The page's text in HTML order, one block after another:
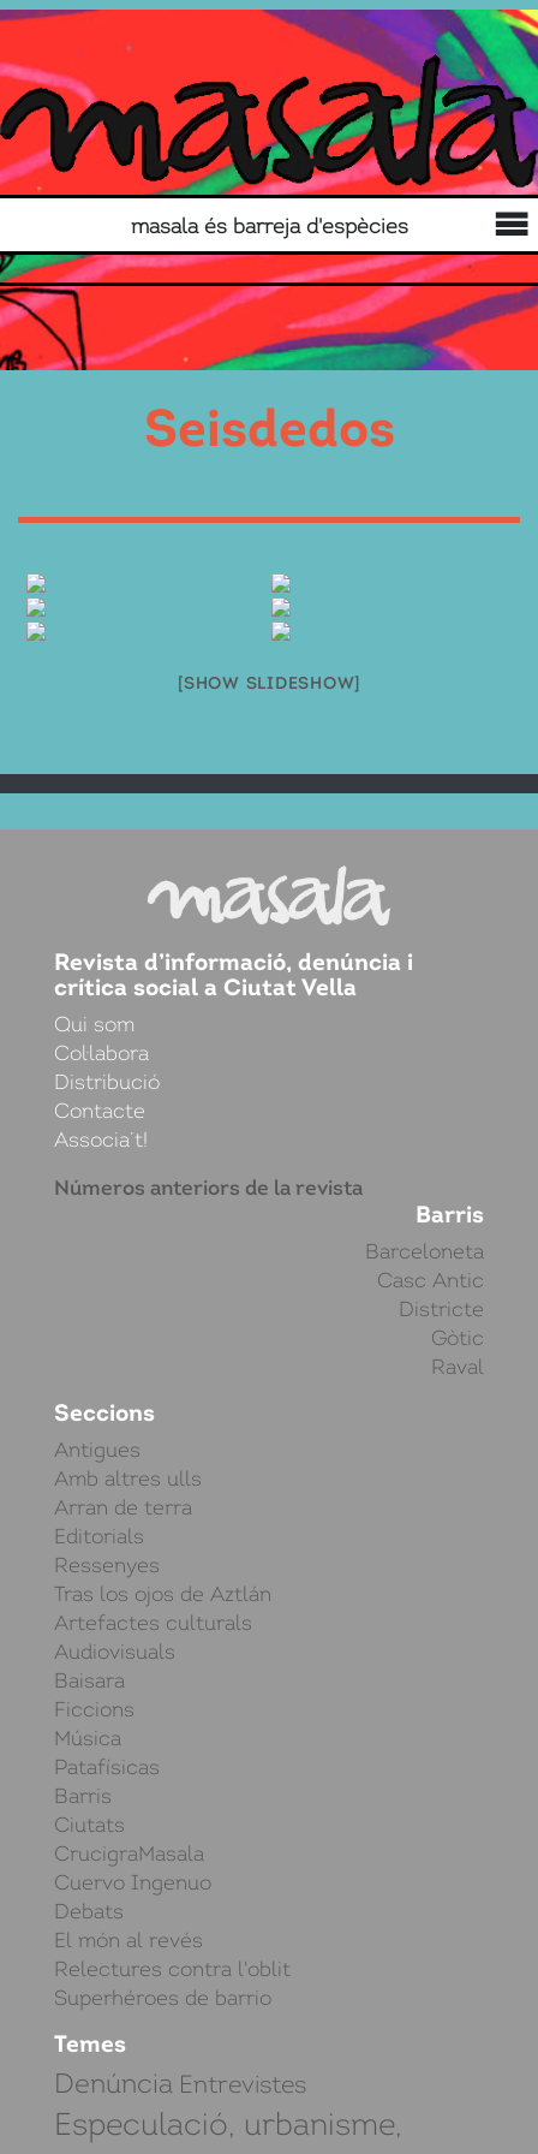
masala és barreja d'espècies
Seisdedos
[SHOW SLIDESHOW]
Revista d’informació, denúncia i
crítica social a Ciutat Vella
Qui som
Col·labora
Distribució
Contacte
Associa’t!
Números anteriors de la revista
Barris
Barceloneta
Casc Antic
Districte
Gòtic
Raval
Seccions
Antigues
Amb altres ulls
Arran de terra
Editorials
Ressenyes
Tras los ojos de Aztlán
Artefactes culturals
Audiovisuals
Baisara
Ficcions
Música
Patafísicas
Barris
Ciutats
CrucigraMasala
Cuervo Ingenuo
Debats
El món al revés
Relectures contra l'oblit
Superhéroes de barrio
Temes
Denúncia Entrevistes
Especulació, urbanisme,